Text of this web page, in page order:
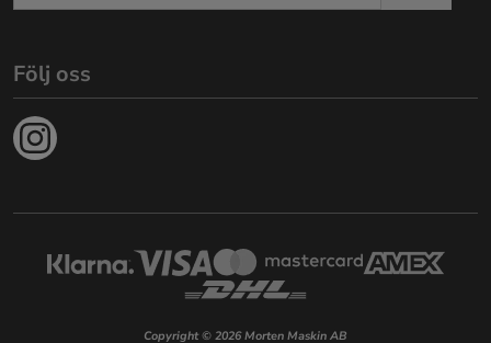
Följ oss
Copyright © 2026 Morten Maskin AB